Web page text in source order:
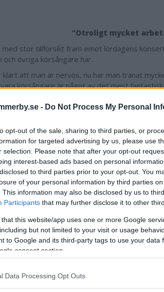
- Do Not Process My Personal
opt-out of the sale, sharing to third parties, or
for targeted advertising by us, please use
selection. Please note that after your opt-out
interest-based ads based on personal
to third parties prior to your opt-out. You
of your personal information by third parties on
This information may also be disclosed by us to
Participants that may further disclose it to other
that this website/app uses one or more Google
but not limited to your visit or usage
to Google and its third-party tags to use your data
consent section.
Data Processing Opt Outs
"Otroligt mycket
med stor tillförsikt fram emot lördagens
och övriga körsångare har.
klart att man är nervös, nu har man tränat
körsångare är något av det mest
att man behärskar det, det är stort. Det är
hos Vimmerby Bokhandel och vid entrén.
vara med och lyssna på kvalificerad musik i
070